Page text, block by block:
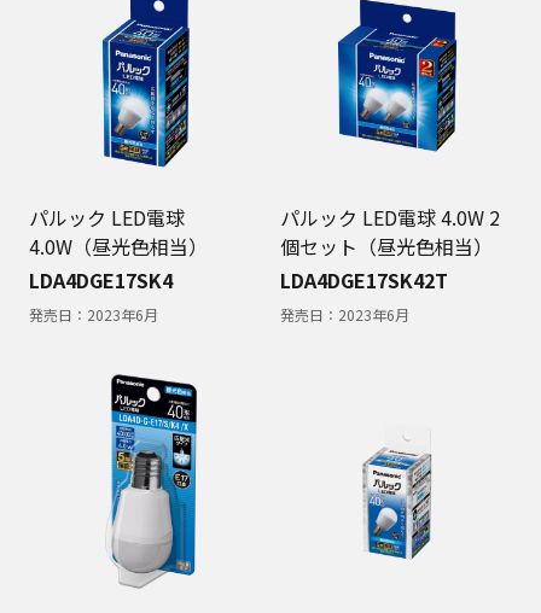
パルック LED電球
4.0W（昼光色相当）
LDA4DGE17SK4
発売日： 2023年6月
パルック LED電球 4.0W 2
個セット（昼光色相当）
LDA4DGE17SK42T
発売日： 2023年6月